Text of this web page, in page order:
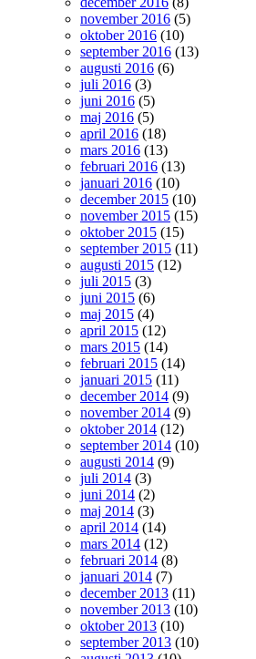
november 2016 (5)
oktober 2016 (10)
september 2016 (13)
augusti 2016 (6)
juli 2016 (3)
juni 2016 (5)
maj 2016 (5)
april 2016 (18)
mars 2016 (13)
februari 2016 (13)
januari 2016 (10)
december 2015 (10)
november 2015 (15)
oktober 2015 (15)
september 2015 (11)
augusti 2015 (12)
juli 2015 (3)
juni 2015 (6)
maj 2015 (4)
april 2015 (12)
mars 2015 (14)
februari 2015 (14)
januari 2015 (11)
december 2014 (9)
november 2014 (9)
oktober 2014 (12)
september 2014 (10)
augusti 2014 (9)
juli 2014 (3)
juni 2014 (2)
maj 2014 (3)
april 2014 (14)
mars 2014 (12)
februari 2014 (8)
januari 2014 (7)
december 2013 (11)
november 2013 (10)
oktober 2013 (10)
september 2013 (10)